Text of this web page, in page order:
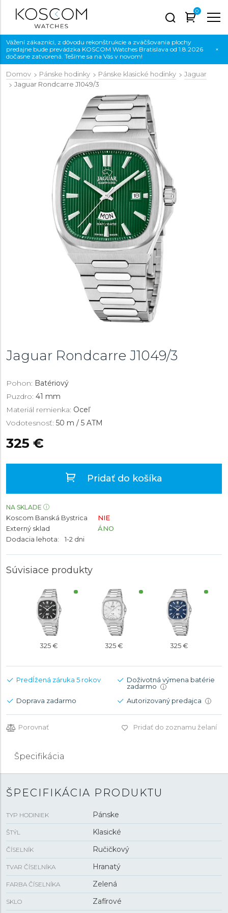
0
Vážení zákazníci, z dôvodu rekonštrukcie a zväčšovania plochy
predajne bude prevádzka KOSCOM Watches Bratislava od 1.8.2026
dočasne zatvorená. Tešíme sa na Vás v novom!
×
Domov Pánske hodinky Pánske klasické hodinky
Jaguar
Jaguar Rondcarre J1049/3
Jaguar Rondcarre J1049/3
Pohon: Batériový
Puzdro: 41 mm
Materiál remienka: Oceľ
Vodotesnosť: 50 m / 5 ATM
325 €
Pridať do košíka
NA SKLADE
Koscom Banská Bystrica
NIE
Externý sklad
ÁNO
Dodacia lehota:
1-2 dni
Súvisiace produkty
325 € 325 € 325 €
Predĺžená záruka 5 rokov
Doživotná výmena batérie
zadarmo
i
Doprava zadarmo Autorizovaný predajca i
Porovnať Pridať do zoznamu želaní
Špecifikácia
ŠPECIFIKÁCIA PRODUKTU
TYP HODINIEK Pánske
ŠTÝL Klasické
ČÍSELNÍK Ručičkový
TVAR ČÍSELNÍKA Hranatý
FARBA ČÍSELNÍKA Zelená
SKLO Zafírové